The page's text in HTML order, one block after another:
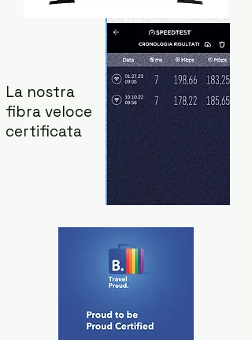
La nostra
fibra veloce
certificata